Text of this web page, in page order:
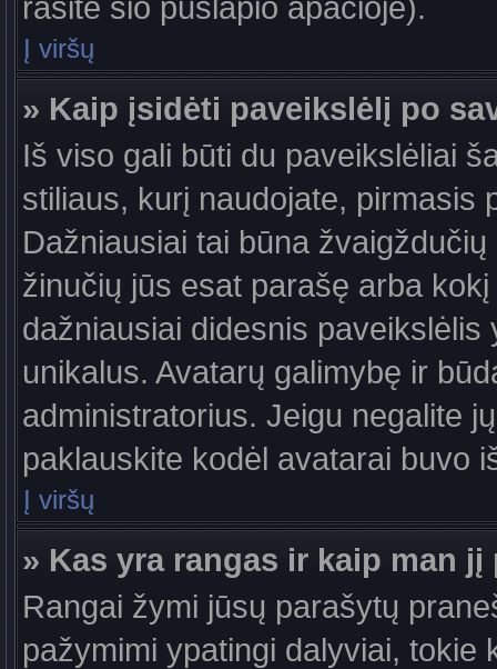
rasite šio puslapio apačioje).
Į viršų
» Kaip įsidėti paveikslėlį po
Iš viso gali būti du paveikslėliai
stiliaus, kurį naudojate, pirmasis
Dažniausiai tai būna
žinučių jūs esat parašę arba
dažniausiai didesnis
unikalus. Avatarų galimybę ir
administratorius. Jeigu negalite
paklauskite kodėl avatarai buvo
Į viršų
» Kas yra rangas ir kaip man
Rangai žymi jūsų parašytų
pažymimi ypatingi dalyviai, tokie